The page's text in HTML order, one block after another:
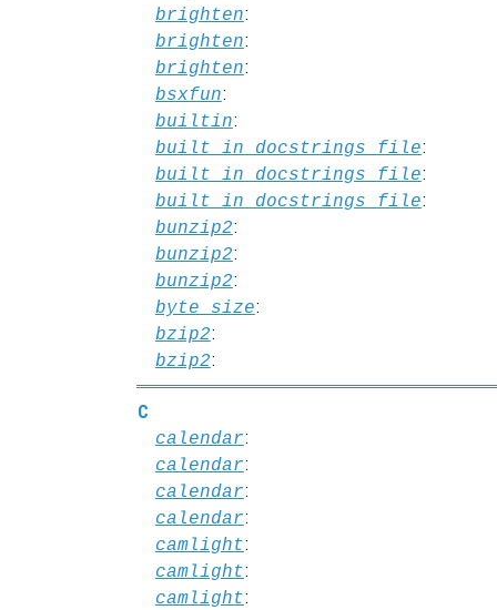
brighten:
brighten:
brighten:
bsxfun:
builtin:
built_in_docstrings_file:
built_in_docstrings_file:
built_in_docstrings_file:
bunzip2:
bunzip2:
bunzip2:
byte_size:
bzip2:
bzip2:
C
calendar:
calendar:
calendar:
calendar:
camlight:
camlight:
camlight: